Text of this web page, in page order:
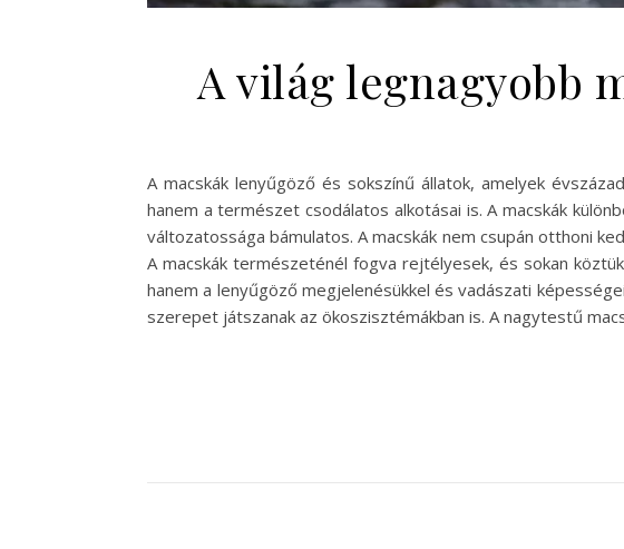
A világ legnagyobb
A macskák lenyűgöző és sokszínű állatok, amelyek
hanem a természet csodálatos alkotásai is. A macskák
változatossága bámulatos. A macskák nem csupán otthoni
A macskák természeténél fogva rejtélyesek, és sokan
hanem a lenyűgöző megjelenésükkel és vadászati
szerepet játszanak az ökoszisztémákban is. A nagytestű